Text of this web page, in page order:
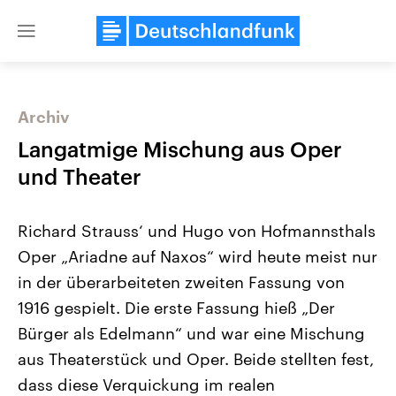
Close
Landtagswahl Sachsen-Anhalt
Alle Informationen
Sachsen-Anhalt wählt am 6.
September 2026 einen neuen
Landtag. Seit 2021 wird das
Bundesland von einer Koalition aus
USA
Hintergründe
Wirtschaftlich und
gehören die Vereinigten
den mächtigsten Ländern
mit großem Einfluss auf
Archiv
Langatmige Mischung aus Oper
und Theater
Richard Strauss‘ und Hugo von Hofmannsthals
Oper „Ariadne auf Naxos“ wird heute meist nur
in der überarbeiteten zweiten Fassung von
1916 gespielt. Die erste Fassung hieß „Der
Bürger als Edelmann“ und war eine Mischung
aus Theaterstück und Oper. Beide stellten fest,
dass diese Verquickung im realen